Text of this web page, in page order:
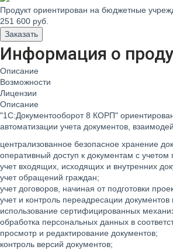
Продукт ориентирован на бюджетные
251 600 руб.
Заказать
Информация о
Описание
Возможности
Лицензии
Описание
"1С:Документооборот 8 КОРП"
автоматизации учета документов,
централизованное безопасное хранение
оперативный доступ к документам с учетом
учет входящих, исходящих и внутренних
учет обращений граждан;
учет договоров, начиная от подготовки
учет и контроль переадресации
использование сертифицированных
обработка персональных данных в
просмотр и редактирование документов;
контроль версий документов;